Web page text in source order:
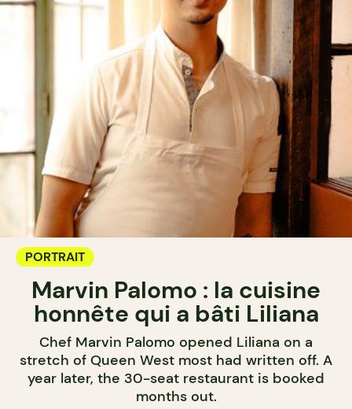
PORTRAIT
Marvin Palomo : la cuisine
honnête qui a bâti Liliana
Chef Marvin Palomo opened Liliana on a
stretch of Queen West most had written off. A
year later, the 30-seat restaurant is booked
months out.